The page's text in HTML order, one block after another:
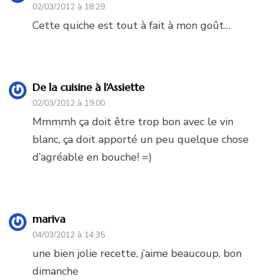
02/03/2012 à 18:29
Cette quiche est tout à fait à mon goût…
De la cuisine à l'Assiette
02/03/2012 à 19:00
Mmmmh ça doit être trop bon avec le vin
blanc, ça doit apporté un peu quelque chose
d’agréable en bouche! =)
mariva
04/03/2012 à 14:35
une bien jolie recette, j’aime beaucoup, bon
dimanche